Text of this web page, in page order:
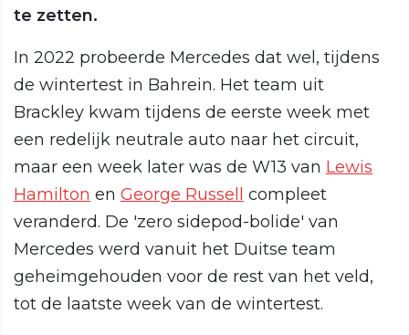
te zetten.
In 2022 probeerde Mercedes dat wel, tijdens
de wintertest in Bahrein. Het team uit
Brackley kwam tijdens de eerste week met
een redelijk neutrale auto naar het circuit,
maar een week later was de W13 van Lewis
Hamilton en George Russell compleet
veranderd. De 'zero sidepod-bolide' van
Mercedes werd vanuit het Duitse team
geheimgehouden voor de rest van het veld,
tot de laatste week van de wintertest.